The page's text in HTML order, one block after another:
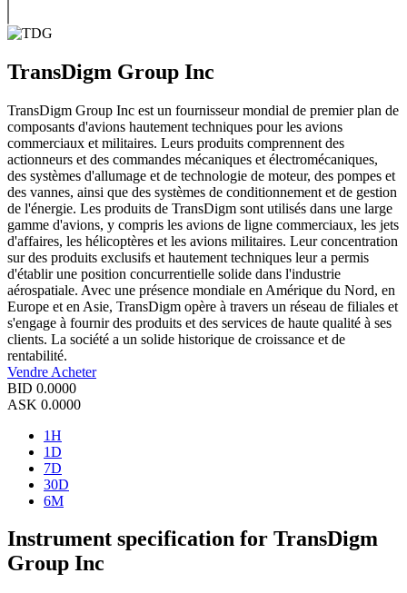
TransDigm Group Inc
TransDigm Group Inc est un fournisseur mondial de premier plan de
composants d'avions hautement techniques pour les avions
commerciaux et militaires. Leurs produits comprennent des
actionneurs et des commandes mécaniques et électromécaniques,
des systèmes d'allumage et de technologie de moteur, des pompes et
des vannes, ainsi que des systèmes de conditionnement et de gestion
de l'énergie. Les produits de TransDigm sont utilisés dans une large
gamme d'avions, y compris les avions de ligne commerciaux, les jets
d'affaires, les hélicoptères et les avions militaires. Leur concentration
sur des produits exclusifs et hautement techniques leur a permis
d'établir une position concurrentielle solide dans l'industrie
aérospatiale. Avec une présence mondiale en Amérique du Nord, en
Europe et en Asie, TransDigm opère à travers un réseau de filiales et
s'engage à fournir des produits et des services de haute qualité à ses
clients. La société a un solide historique de croissance et de
rentabilité.
Vendre Acheter
BID 0.0000
ASK 0.0000
1H
1D
7D
30D
6M
Instrument specification for TransDigm
Group Inc